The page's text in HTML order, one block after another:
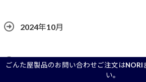
ごんた屋製品のお問い合わせご注文はNORI
い。
2024年10月
2024年9月